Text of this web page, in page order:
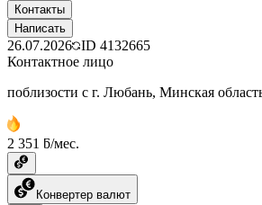
Контакты
Написать
26.07.2026 ID 4132665
Контактное лицо
поблизости с г. Любань, Минская
2 351 ƃ/мес.
Конвертер валют